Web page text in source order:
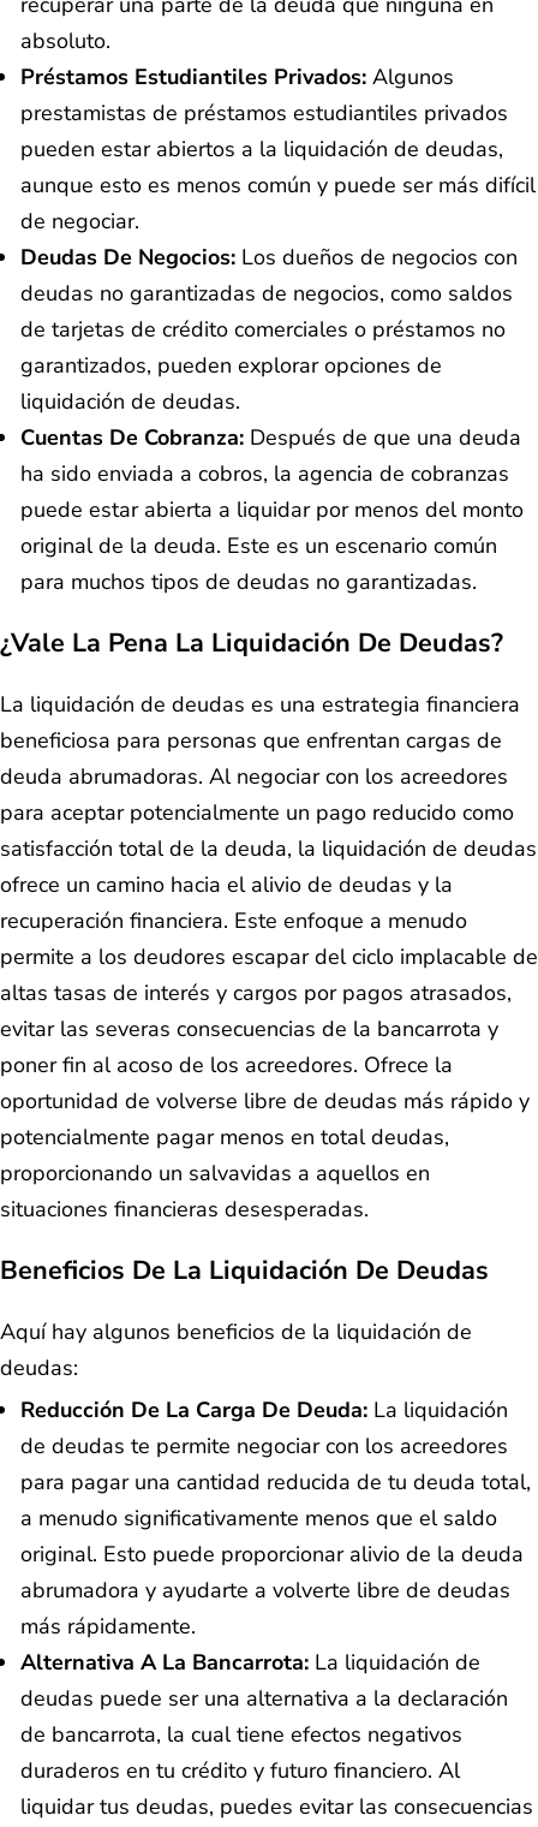
absoluto.
Préstamos Estudiantiles Privados: Algunos
prestamistas de préstamos estudiantiles privados
pueden estar abiertos a la liquidación de deudas,
aunque esto es menos común y puede ser más difícil
de negociar.
Deudas De Negocios: Los dueños de negocios con
deudas no garantizadas de negocios, como saldos
de tarjetas de crédito comerciales o préstamos no
garantizados, pueden explorar opciones de
liquidación de deudas.
Cuentas De Cobranza: Después de que una deuda
ha sido enviada a cobros, la agencia de cobranzas
puede estar abierta a liquidar por menos del monto
original de la deuda. Este es un escenario común
para muchos tipos de deudas no garantizadas.
¿Vale La Pena La Liquidación De Deudas?
La liquidación de deudas es una estrategia financiera
beneficiosa para personas que enfrentan cargas de
deuda abrumadoras. Al negociar con los acreedores
para aceptar potencialmente un pago reducido como
satisfacción total de la deuda, la liquidación de deudas
ofrece un camino hacia el alivio de deudas y la
recuperación financiera. Este enfoque a menudo
permite a los deudores escapar del ciclo implacable de
altas tasas de interés y cargos por pagos atrasados,
evitar las severas consecuencias de la bancarrota y
poner fin al acoso de los acreedores. Ofrece la
oportunidad de volverse libre de deudas más rápido y
potencialmente pagar menos en total deudas,
proporcionando un salvavidas a aquellos en
situaciones financieras desesperadas.
Beneficios De La Liquidación De Deudas
Aquí hay algunos beneficios de la liquidación de
deudas:
Reducción De La Carga De Deuda: La liquidación
de deudas te permite negociar con los acreedores
para pagar una cantidad reducida de tu deuda total,
a menudo significativamente menos que el saldo
original. Esto puede proporcionar alivio de la deuda
abrumadora y ayudarte a volverte libre de deudas
más rápidamente.
Alternativa A La Bancarrota: La liquidación de
deudas puede ser una alternativa a la declaración
de bancarrota, la cual tiene efectos negativos
duraderos en tu crédito y futuro financiero. Al
liquidar tus deudas, puedes evitar las consecuencias